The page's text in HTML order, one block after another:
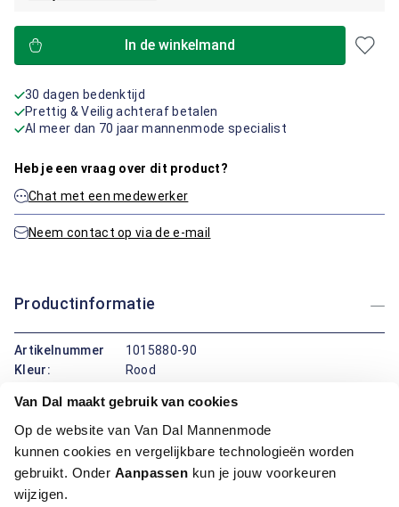
Van Dal maakt gebruik van cookies
Op de website van Van Dal Mannenmode
kunnen cookies en vergelijkbare technologieën worden
gebruikt. Onder Aanpassen kun je jouw voorkeuren
wijzigen.
In de winkelmand
30 dagen bedenktijd
Prettig & Veilig achteraf betalen
Al meer dan 70 jaar mannenmode specialist
Heb je een vraag over dit product?
Chat met een medewerker
Neem contact op via de e-mail
Productinformatie
Artikelnummer
1015880-90
Kleur:
Rood
Pasvorm:
Regular Fit
Dit regular fit overhemd van Bartlett is een frisse en
karaktervolle keuze voor het najaar. De rood met groene
kleurcombinatie en het all-over bladerenmotief geven het